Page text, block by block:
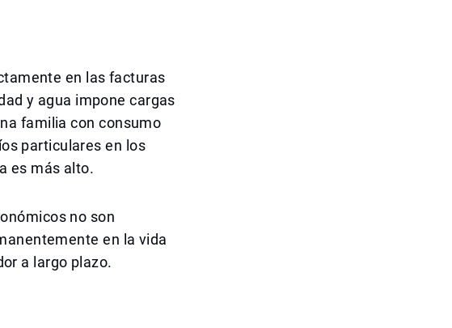
en las facturas
y agua impone cargas
familia con consumo
particulares en los
es más alto.
no son
en la vida
a largo plazo.